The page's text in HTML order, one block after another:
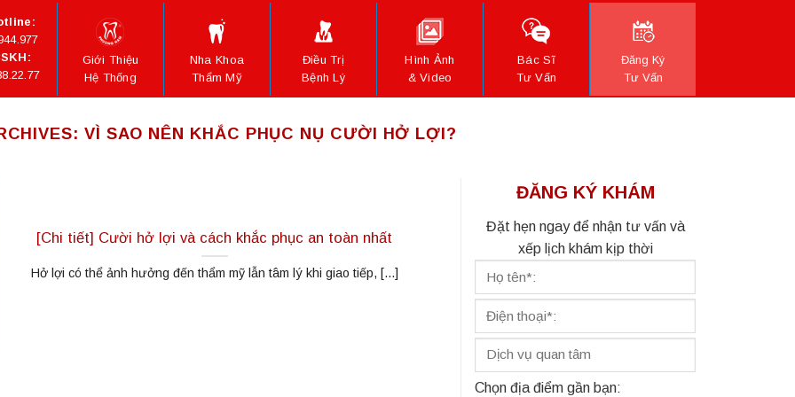
Giới Thiệu
Hệ Thống
Nha Khoa
Thẩm Mỹ
Điều Trị
Bệnh Lý
Hình Ảnh
& Video
Bác Sĩ
Tư Vấn
Đăng Ký
Tư Vấn
VÌ SAO NÊN KHẮC PHỤC NỤ CƯỜI HỞ LỢI?
[Chi tiết] Cười hở lợi và cách khắc phục an toàn nhất
Hở lợi có thể ảnh hưởng đến thẩm mỹ lẫn tâm lý khi giao tiếp, [...]
ĐĂNG KÝ KHÁM
Đặt hẹn ngay để nhận tư vấn và
xếp lịch khám kịp thời
Chọn địa điểm gần bạn: